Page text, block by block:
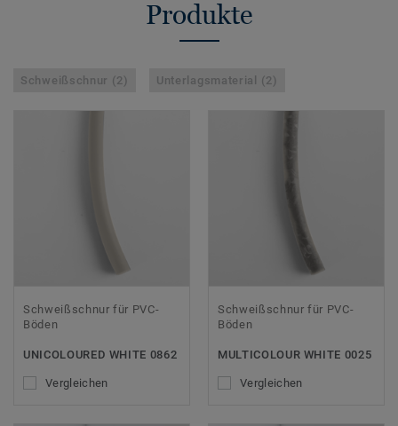
Produkte
Schweißschnur (2) Unterlagsmaterial (2)
Schweißschnur für PVC-
Böden
UNICOLOURED WHITE 0862
Vergleichen
Schweißschnur für PVC-
Böden
MULTICOLOUR WHITE 0025
Vergleichen